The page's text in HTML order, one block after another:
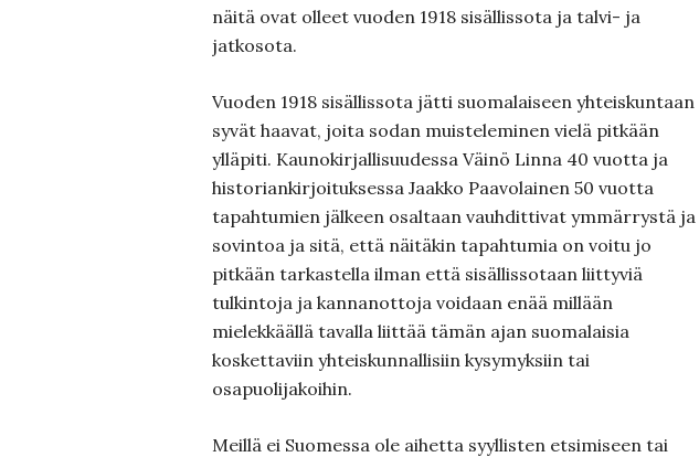
näitä ovat olleet vuoden 1918 sisällissota ja talvi- ja
jatkosota.
Vuoden 1918 sisällissota jätti suomalaiseen yhteiskuntaan
syvät haavat, joita sodan muisteleminen vielä pitkään
ylläpiti. Kaunokirjallisuudessa Väinö Linna 40 vuotta ja
historiankirjoituksessa Jaakko Paavolainen 50 vuotta
tapahtumien jälkeen osaltaan vauhdittivat ymmärrystä ja
sovintoa ja sitä, että näitäkin tapahtumia on voitu jo
pitkään tarkastella ilman että sisällissotaan liittyviä
tulkintoja ja kannanottoja voidaan enää millään
mielekkäällä tavalla liittää tämän ajan suomalaisia
koskettaviin yhteiskunnallisiin kysymyksiin tai
osapuolijakoihin.
Meillä ei Suomessa ole aihetta syyllisten etsimiseen tai